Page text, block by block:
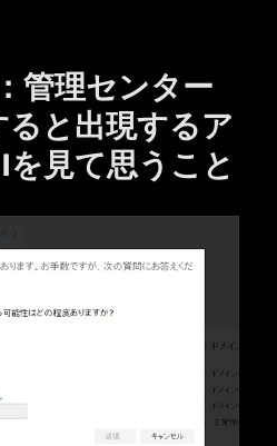
管理センター
と出現するア
見て思うこと